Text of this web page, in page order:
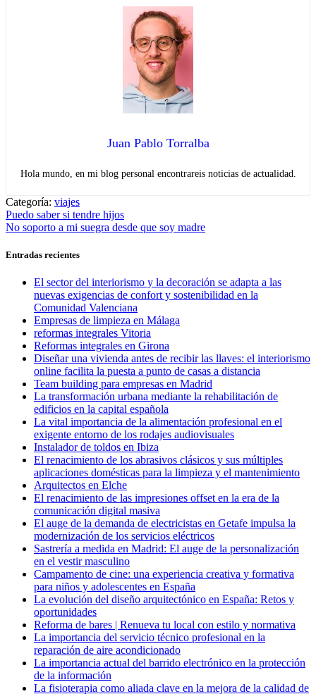
Juan Pablo Torralba
Hola mundo, en mi blog personal encontrareis noticias de actualidad.
Categoría: viajes
Navegación
de
entradas
Entrada
anterior:
Puedo saber si tendre hijos
Entrada
No soporto a mi suegra desde que soy madre
Entradas recientes
El sector del interiorismo y la decoración se adapta a las
nuevas exigencias de confort y sostenibilidad en la
Comunidad Valenciana
Empresas de limpieza en Málaga
reformas integrales Vitoria
Reformas integrales en Girona
Diseñar una vivienda antes de recibir las llaves: el interiorismo
online facilita la puesta a punto de casas a distancia
Team building para empresas en Madrid
La transformación urbana mediante la rehabilitación de
edificios en la capital española
La vital importancia de la alimentación profesional en el
exigente entorno de los rodajes audiovisuales
Instalador de toldos en Ibiza
El renacimiento de los abrasivos clásicos y sus múltiples
aplicaciones domésticas para la limpieza y el mantenimiento
Arquitectos en Elche
El renacimiento de las impresiones offset en la era de la
comunicación digital masiva
El auge de la demanda de electricistas en Getafe impulsa la
modernización de los servicios eléctricos
Sastrería a medida en Madrid: El auge de la personalización
en el vestir masculino
Campamento de cine: una experiencia creativa y formativa
para niños y adolescentes en España
La evolución del diseño arquitectónico en España: Retos y
oportunidades
Reforma de bares | Renueva tu local con estilo y normativa
La importancia del servicio técnico profesional en la
reparación de aire acondicionado
La importancia actual del barrido electrónico en la protección
de la información
La fisioterapia como aliada clave en la mejora de la calidad de